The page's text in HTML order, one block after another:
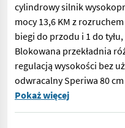
cylindrowy silnik
mocy 13,6 KM z
biegi do przodu i 1 do
Blokowana przekładnia
regulacją wysokości bez
odwracalny Speriwa 80
Solidna i zadbana
Pokaż więcej